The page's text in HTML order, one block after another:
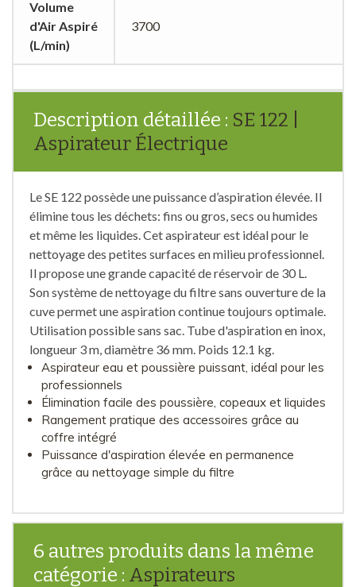
Volume
d'Air Aspiré
(L/min)
3700
Description détaillée : SE 122 |
Aspirateur Électrique
Le SE 122 possède une puissance d’aspiration élevée. Il
élimine tous les déchets: fins ou gros, secs ou humides
et même les liquides. Cet aspirateur est idéal pour le
nettoyage des petites surfaces en milieu professionnel.
Il propose une grande capacité de réservoir de 30 L.
Son système de nettoyage du filtre sans ouverture de la
cuve permet une aspiration continue toujours optimale.
Utilisation possible sans sac. Tube d'aspiration en inox,
longueur 3 m, diamètre 36 mm. Poids 12.1 kg.
Aspirateur eau et poussière puissant, idéal pour les
professionnels
Élimination facile des poussière, copeaux et liquides
Rangement pratique des accessoires grâce au
coffre intégré
Puissance d'aspiration élevée en permanence
grâce au nettoyage simple du filtre
6 autres produits dans la même
catégorie :
Aspirateurs